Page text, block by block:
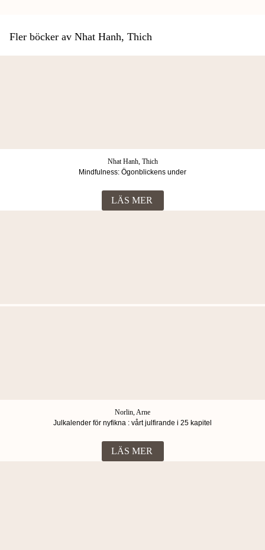
Fler böcker av Nhat Hanh, Thich
Nhat Hanh, Thich
Mindfulness: Ögonblickens under
LÄS MER
Norlin, Arne
Julkalender för nyfikna : vårt julfirande i 25 kapitel
LÄS MER